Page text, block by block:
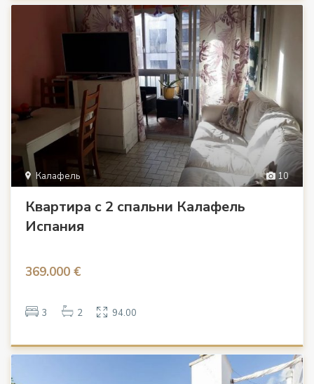
10
Калафель
Квартира с 2 спальни Калафель
Испания
369.000 €
3 2 94.00